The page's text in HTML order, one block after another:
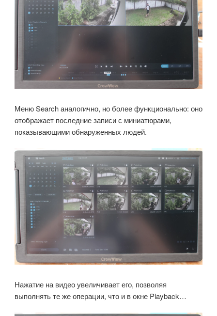
Меню Search аналогично, но более функционально: оно
отображает последние записи с миниатюрами,
показывающими обнаруженных людей.
Нажатие на видео увеличивает его, позволяя
выполнять те же операции, что и в окне Playback…